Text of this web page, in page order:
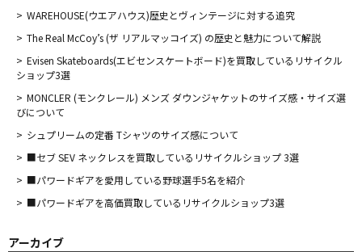
WAREHOUSE(ウエアハウス)歴史とヴィンテージに対する追究
The Real McCoy’s (ザ リアルマッコイズ) の歴史と魅力について解説
Evisen Skateboards(エビセンスケートボード)を買取しているリサイクル
ショップ3選
MONCLER (モンクレール) メンズ ダウンジャケットのサイズ感・サイズ選
びについて
シュプリームの定番 Tシャツのサイズ感について
■セブ SEV ネックレスを買取しているリサイクルショップ 3選
■パワードギアを愛用している野球選手5名を紹介
■パワードギアを高価買取しているリサイクルショップ3選
アーカイブ